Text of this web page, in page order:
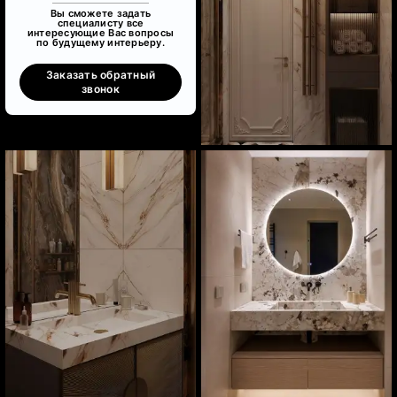
Вы сможете задать
специалисту все
интересующие Вас вопросы
по будущему интерьеру.
Заказать обратный
звонок